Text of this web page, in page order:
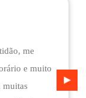
me
e muito
muitas